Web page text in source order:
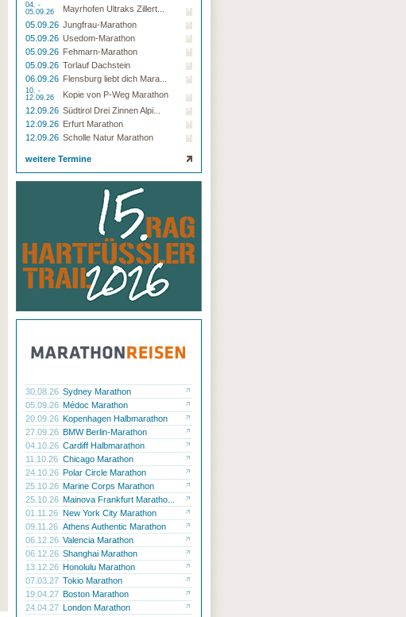
04. -
05.09.26
Mayrhofen Ultraks Zillert...
05.09.26 Jungfrau-Marathon
05.09.26 Usedom-Marathon
05.09.26 Fehmarn-Marathon
05.09.26 Torlauf Dachstein
06.09.26 Flensburg liebt dich Mara...
10. -
12.09.26
Kopie von P-Weg Marathon
12.09.26 Südtirol Drei Zinnen Alpi...
12.09.26 Erfurt Marathon
12.09.26 Scholle Natur Marathon
weitere Termine
30.08.26 Sydney Marathon
05.09.26 Médoc Marathon
20.09.26 Kopenhagen Halbmarathon
27.09.26 BMW Berlin-Marathon
04.10.26 Cardiff Halbmarathon
11.10.26 Chicago Marathon
24.10.26 Polar Circle Marathon
25.10.26 Marine Corps Marathon
25.10.26 Mainova Frankfurt Maratho...
01.11.26 New York City Marathon
09.11.26 Athens Authentic Marathon
06.12.26 Valencia Marathon
06.12.26 Shanghai Marathon
13.12.26 Honolulu Marathon
07.03.27 Tokio Marathon
19.04.27 Boston Marathon
24.04.27 London Marathon